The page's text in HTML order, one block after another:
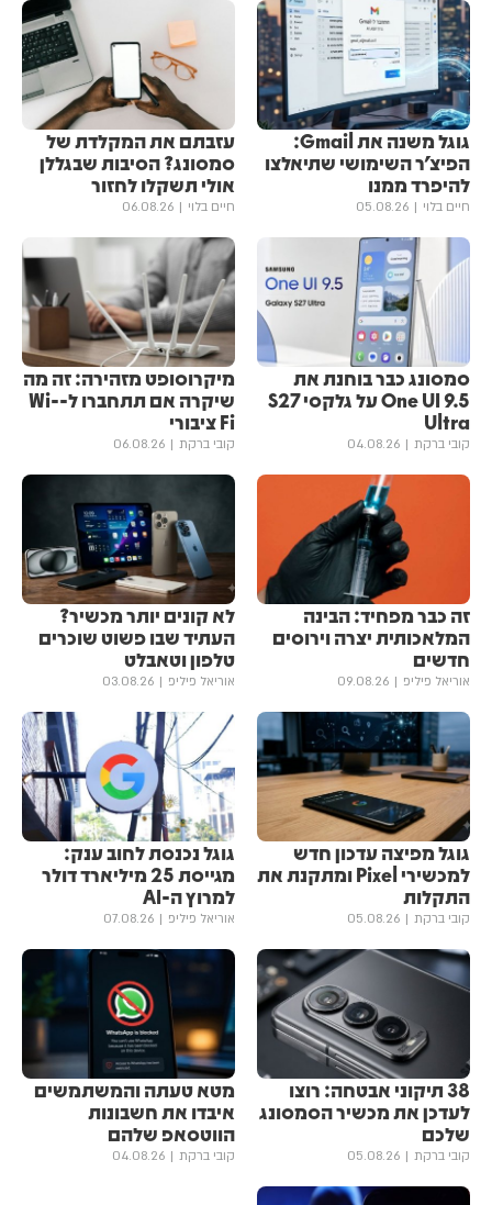
גוגל משנה את Gmail:
הפיצ'ר השימושי שתיאלצו
להיפרד ממנו
חיים בלוי 05.08.26
עזבתם את המקלדת של
סמסונג? הסיבות שבגללן
אולי תשקלו לחזור
חיים בלוי 06.08.26
סמסונג כבר בוחנת את
One UI 9.5 על גלקסי S27
Ultra
קובי ברקת 04.08.26
מיקרוסופט מזהירה: זה מה
שיקרה אם תתחברו ל-Wi-
Fi ציבורי
קובי ברקת 06.08.26
זה כבר מפחיד: הבינה
המלאכותית יצרה וירוסים
חדשים
אוריאל פיליפ 09.08.26
לא קונים יותר מכשיר?
העתיד שבו פשוט שוכרים
טלפון וטאבלט
אוריאל פיליפ 03.08.26
גוגל מפיצה עדכון חדש
למכשירי Pixel ומתקנת את
התקלות
קובי ברקת 05.08.26
גוגל נכנסת לחוב ענק:
מגייסת 25 מיליארד דולר
למרוץ ה-AI
אוריאל פיליפ 07.08.26
38 תיקוני אבטחה: רוצו
לעדכן את מכשיר הסמסונג
שלכם
קובי ברקת 05.08.26
מטא טעתה והמשתמשים
איבדו את חשבונות
הווטסאפ שלהם
קובי ברקת 04.08.26